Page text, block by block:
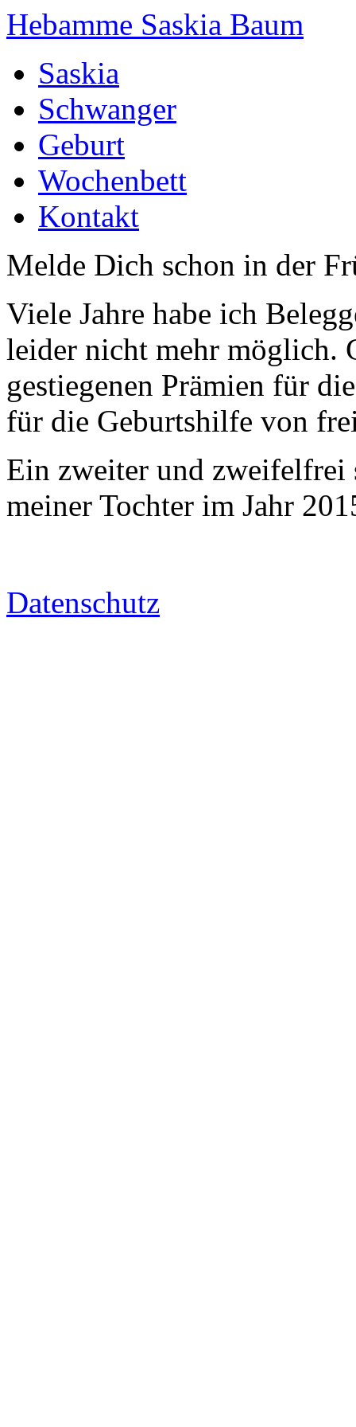
Hebamme Saskia Baum
Saskia
Schwanger
Geburt
Wochenbett
Kontakt
Melde Dich schon in der
Viele Jahre habe ich
leider nicht mehr möglich.
gestiegenen Prämien für
für die Geburtshilfe von
Ein zweiter und zweifelfrei
meiner Tochter im Jahr
Datenschutz